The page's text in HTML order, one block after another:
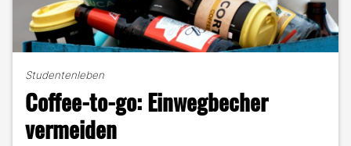
Studentenleben
Coffee-to-go: Einwegbecher
vermeiden